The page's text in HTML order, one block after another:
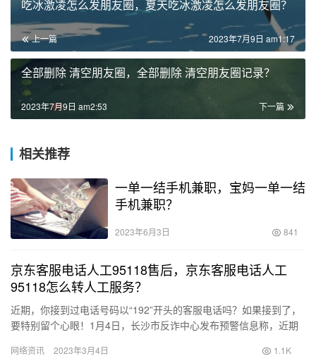
吃冰激凌怎么发朋友圈，夏天吃冰激凌怎么发朋友圈？
上一篇 2023年7月9日 am1:17
全部删除 清空朋友圈，全部删除 清空朋友圈记录？
下一篇
2023年7月9日 am2:53
相关推荐
一单一结手机兼职，宝妈一单一结
手机兼职？
2023年6月3日 841
京东客服电话人工95118售后，京东客服电话人工
95118怎么转人工服务？
近期，你接到过电话号码以“192”开头的客服电话吗？如果接到了，
要特别留个心眼！1月4日，长沙市反诈中心发布预警信息称，近期
网络资讯 2023年3月4日 1.1K